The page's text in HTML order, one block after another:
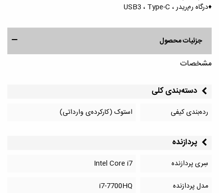
♦️درگاه رم‌ریدر ، USB3 ، Type-C
جزئیات محصول
مشخصات
دسته‌بندی کلی
رده‌بندی کیفی استوک (کارکرده‌ی وارداتی)
پردازنده
سِری پردازنده
Intel Core i7
مدل پردازنده
i7-7700HQ